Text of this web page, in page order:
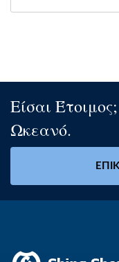
Είσαι
Ωκεανό.